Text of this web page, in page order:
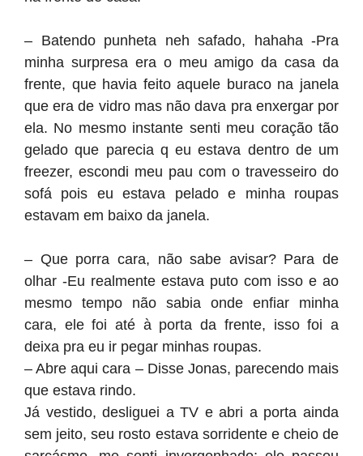
– Batendo punheta neh safado, hahaha -Pra
minha surpresa era o meu amigo da casa da
frente, que havia feito aquele buraco na janela
que era de vidro mas não dava pra enxergar por
ela. No mesmo instante senti meu coração tão
gelado que parecia q eu estava dentro de um
freezer, escondi meu pau com o travesseiro do
sofá pois eu estava pelado e minha roupas
estavam em baixo da janela.
– Que porra cara, não sabe avisar? Para de
olhar -Eu realmente estava puto com isso e ao
mesmo tempo não sabia onde enfiar minha
cara, ele foi até à porta da frente, isso foi a
deixa pra eu ir pegar minhas roupas.
– Abre aqui cara – Disse Jonas, parecendo mais
que estava rindo.
Já vestido, desliguei a TV e abri a porta ainda
sem jeito, seu rosto estava sorridente e cheio de